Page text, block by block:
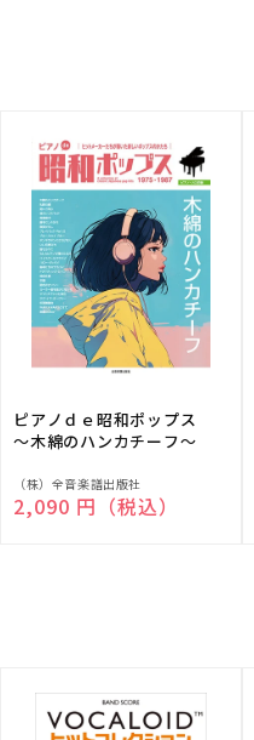
ピアノｄｅ昭和ポップス
～木綿のハンカチーフ～
販
売
（株）全音楽譜出版社
通常価格
2,090 円（税込）